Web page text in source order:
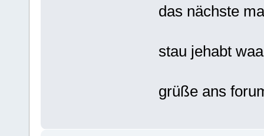
das nächste
stau jehabt
grüße ans